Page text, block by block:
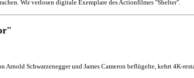
Wir verlosen digitale Exemplare des Actionfilmes "Shelter".
Arnold Schwarzenegger und James Cameron beflügelte, kehrt 4K-